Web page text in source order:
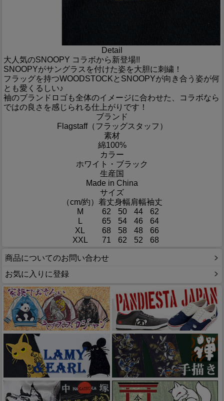
Detail
大人気のSNOOPY コラボから新登場!!
SNOOPYがサングラスを付けた姿を大胆に刺繍！
フラッグを持つWOODSTOCKとSNOOPYが向き合う姿が何
とも愛くるしい♪
袖のブランドロゴも全体のイメージに合わせた、コラボなら
ではの良さを感じられる仕上がりです！
ブランド
Flagstaff（フラッグスタッフ）
素材
綿100%
カラー
ホワイト・ブラック
生産国
Made in China
サイズ
（cm/約） 着丈身幅肩幅袖丈
M
62 50 44
62
L
65 54 46
64
XL
68 58 48
66
XXL
71 62 52 68
商品についてのお問い合わせ
お気に入りに登録